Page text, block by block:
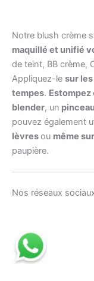
Notre blush crème
maquillé et unifié
de teint, BB crème,
Appliquez-le sur
tempes. Estompez
blender, un
pouvez également
lèvresou même
paupière.
Nos réseaux